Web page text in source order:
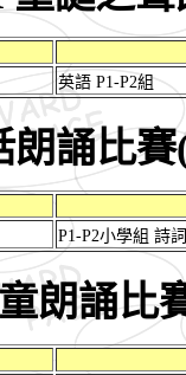
英語 P1-P2組
誦比賽
P1-P2小學組 詩
朗誦比